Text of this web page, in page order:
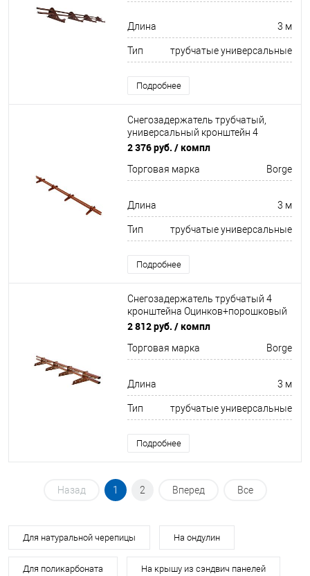
Длина 3 м
Тип трубчатые универсальные
Подробнее
Снегозадержатель трубчатый,
универсальный кронштейн 4
кронштейна Оцинков+порошковый
2 376 руб. / компл
Торговая марка Borge
Длина 3 м
Тип трубчатые универсальные
Подробнее
Снегозадержатель трубчатый 4
кронштейна Оцинков+порошковый
окрас 3000мм Borge
2 812 руб. / компл
Торговая марка Borge
Длина 3 м
Тип трубчатые универсальные
Подробнее
Назад 1 2 Вперед Все
Для натуральной черепицы На ондулин
Для поликарбоната На крышу из сэндвич панелей